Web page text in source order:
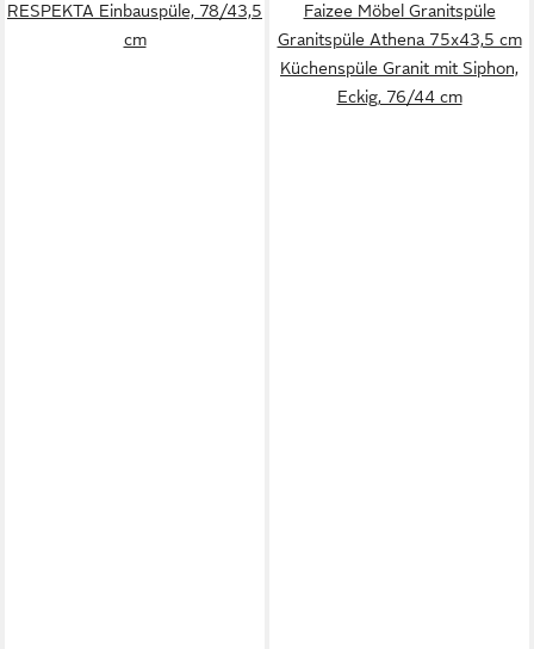
RESPEKTA Einbauspüle, 78/43,5
cm
Faizee Möbel Granitspüle
Granitspüle Athena 75x43,5 cm
Küchenspüle Granit mit Siphon,
Eckig, 76/44 cm